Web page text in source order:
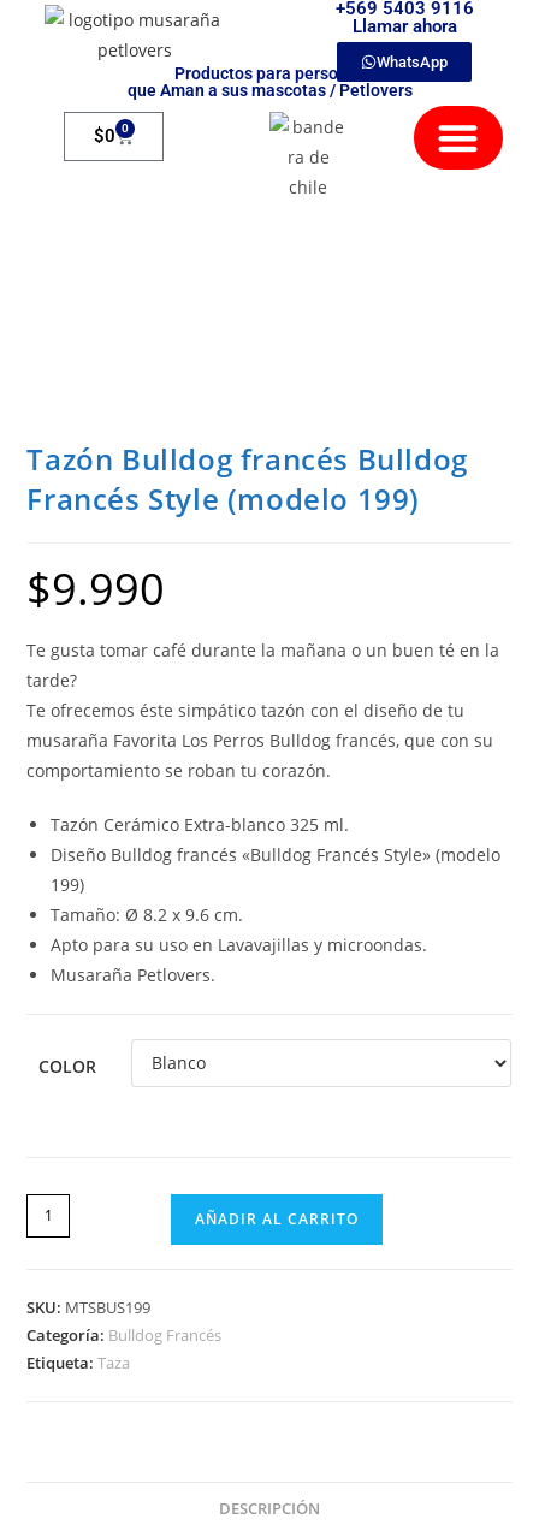
+569 5403 9116
Llamar ahora
WhatsApp
Productos para personas
que Aman a sus mascotas / Petlovers
$0 0
Tazón Bulldog francés Bulldog
Francés Style (modelo 199)
$9.990
Te gusta tomar café durante la mañana o un buen té en la
tarde?
Te ofrecemos éste simpático tazón con el diseño de tu
musaraña Favorita Los Perros Bulldog francés, que con su
comportamiento se roban tu corazón.
Tazón Cerámico Extra-blanco 325 ml.
Diseño Bulldog francés «Bulldog Francés Style» (modelo
199)
Tamaño: Ø 8.2 x 9.6 cm.
Apto para su uso en Lavavajillas y microondas.
Musaraña Petlovers.
COLOR
AÑADIR AL CARRITO
SKU: MTSBUS199
Categoría: Bulldog Francés
Etiqueta:Taza
DESCRIPCIÓN